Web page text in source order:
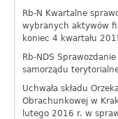
Rb-N Kwartalne
wybranych aktywów
koniec 4 kwartału
Rb-NDS
samorządu
Uchwała składu
Obrachunkowej w
lutego 2016 r. w